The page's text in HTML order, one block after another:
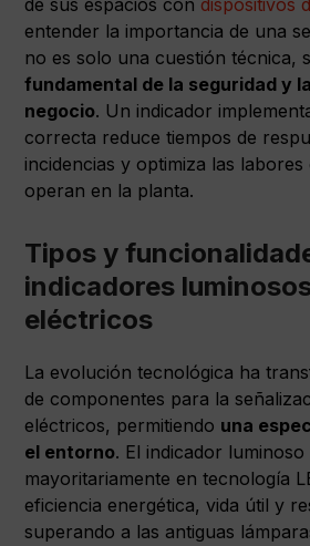
de sus espacios con dispositivos
entender la importancia de una
no es solo una cuestión técnica,
fundamental de la seguridad y
negocio. Un indicador
correcta reduce tiempos de
incidencias y optimiza las
operan en la planta.
Tipos y
indicadores
eléctricos
La evolución tecnológica ha
de componentes para la
eléctricos, permitiendo una
el entorno. El indicador
mayoritariamente en tecnología
eficiencia energética, vida útil y
superando a las antiguas